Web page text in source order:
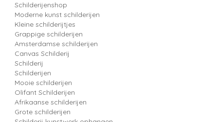
Schilderijenshop
Moderne kunst schilderijen
Kleine schilderijtjes
Grappige schilderijen
Amsterdamse schilderijen
Canvas Schilderij
Schilderij
Schilderijen
Mooie schilderijen
Olifant Schilderijen
Afrikaanse schilderijen
Grote schilderijen